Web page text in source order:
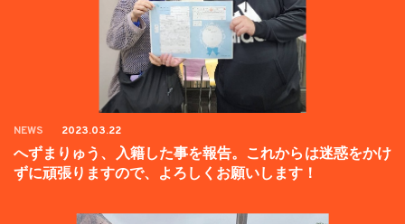
NEWS 2023.03.22
へずまりゅう、入籍した事を報告。これからは迷惑をかけ
ずに頑張りますので、よろしくお願いします！